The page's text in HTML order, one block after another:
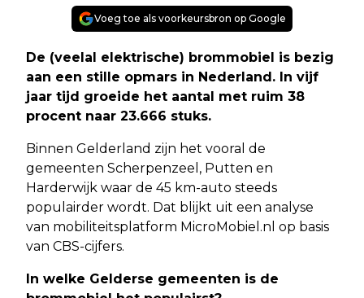
Voeg toe als voorkeursbron op Google
De (veelal elektrische) brommobiel is bezig
aan een stille opmars in Nederland. In vijf
jaar tijd groeide het aantal met ruim 38
procent naar 23.666 stuks.
Binnen Gelderland zijn het vooral de
gemeenten Scherpenzeel, Putten en
Harderwijk waar de 45 km-auto steeds
populairder wordt. Dat blijkt uit een analyse
van mobiliteitsplatform MicroMobiel.nl op basis
van CBS-cijfers.
In welke Gelderse gemeenten is de